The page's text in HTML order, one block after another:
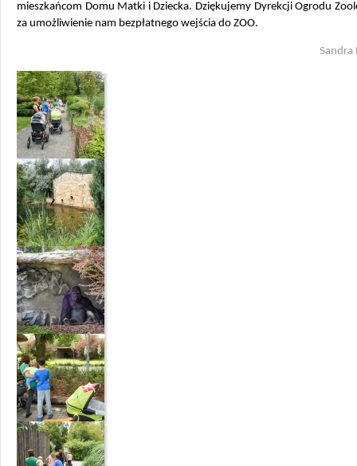
mieszkańcom Domu Matki i Dziecka. Dziękujemy Dyrekcji Ogrodu
za umożliwienie nam bezpłatnego wejścia do ZOO.
Sandra